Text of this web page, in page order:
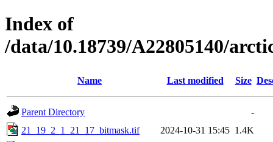
Index of
/data/10.18739/A22805140/
Name Last modified Size
Parent Directory
-
21_19_2_1_21_17_bitmask.tif
2024-10-31 15:45 1.4K